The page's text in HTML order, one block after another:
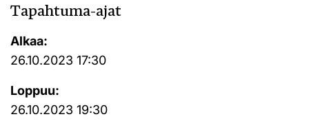
Tapahtuma-ajat
Alkaa:
26.10.2023 17:30
Loppuu:
26.10.2023 19:30